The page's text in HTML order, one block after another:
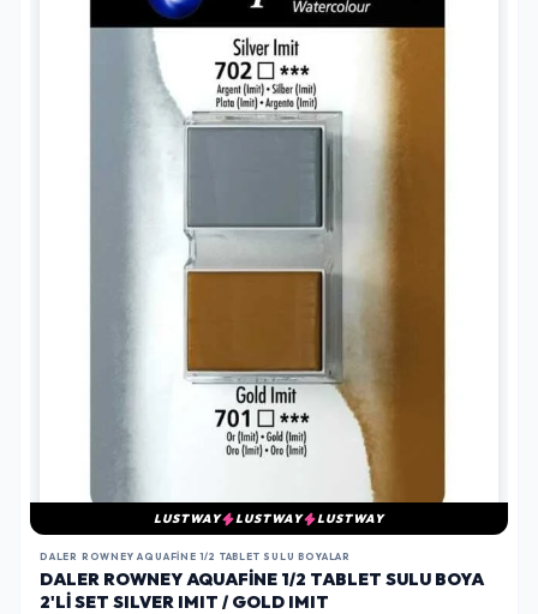
LUSTWAY LUSTWAY LUSTWAY
DALER ROWNEY AQUAFINE 1/2 TABLET SULU BOYALAR
DALER ROWNEY AQUAFINE 1/2 TABLET SULU BOYA
2'LI SET SILVER IMIT / GOLD IMIT